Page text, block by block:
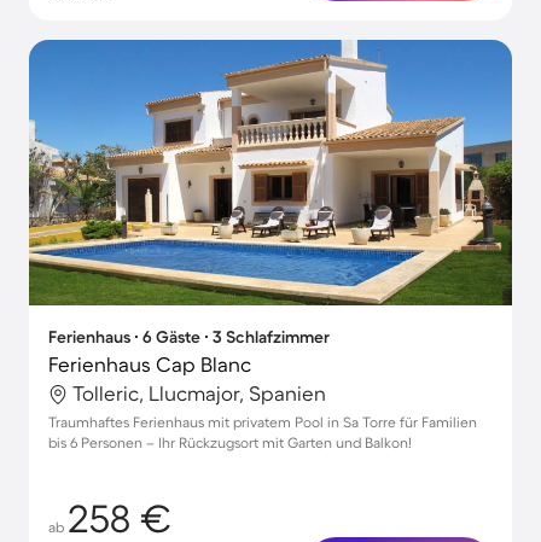
Ferienhaus ∙ 6 Gäste ∙ 3 Schlafzimmer
Ferienhaus Cap Blanc
Tolleric, Llucmajor, Spanien
Traumhaftes Ferienhaus mit privatem Pool in Sa Torre für Familien
bis 6 Personen – Ihr Rückzugsort mit Garten und Balkon!
ab 258 €